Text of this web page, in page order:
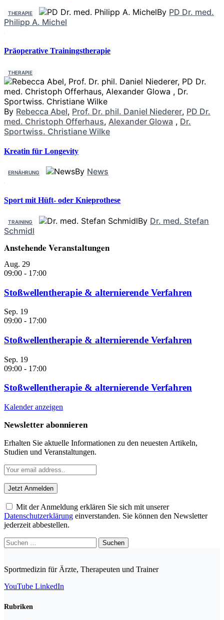
THERAPIE By PD Dr. med.
Philipp A. Michel
Präoperative Trainingstherapie
THERAPIE
By Rebecca Abel, Prof. Dr. phil. Daniel Niederer, PD Dr.
med. Christoph Offerhaus, Alexander Glowa , Dr.
Sportwiss. Christiane Wilke
Kreatin für Longevity
ERNÄHRUNG By News
Sport mit Hüft- oder Knieprothese
TRAINING By Dr. med. Stefan
Schmidl
Anstehende Veranstaltungen
Aug. 29
09:00 - 17:00
Stoßwellentherapie & alternierende Verfahren
Sep. 19
09:00 - 17:00
Stoßwellentherapie & alternierende Verfahren
Sep. 19
09:00 - 17:00
Stoßwellentherapie & alternierende Verfahren
Kalender anzeigen
Newsletter abonnieren
Erhalten Sie aktuelle Informationen zu den neuesten Artikeln,
Studien und Veranstaltungen.
Mit der Anmeldung erklären Sie sich mit unserer
Datenschutzerklärung einverstanden. Sie können den Newsletter
jederzeit abbestellen.
Suchen
nach:
Sportmedizin für Ärzte, Therapeuten und Trainer
YouTube LinkedIn
Rubriken